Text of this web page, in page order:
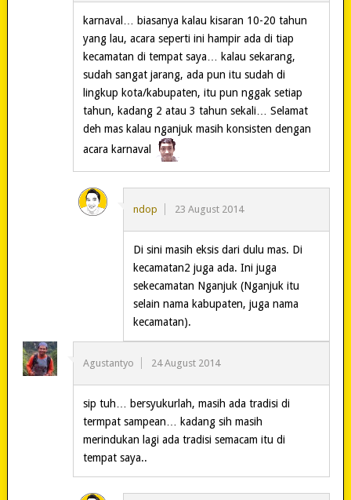
karnaval… biasanya kalau kisaran 10-20 tahun
yang lau, acara seperti ini hampir ada di tiap
kecamatan di tempat saya… kalau sekarang,
sudah sangat jarang, ada pun itu sudah di
lingkup kota/kabupaten, itu pun nggak setiap
tahun, kadang 2 atau 3 tahun sekali… Selamat
deh mas kalau nganjuk masih konsisten dengan
acara karnaval
ndop 23 August 2014
Di sini masih eksis dari dulu mas. Di
kecamatan2 juga ada. Ini juga
sekecamatan Nganjuk (Nganjuk itu
selain nama kabupaten, juga nama
kecamatan).
Agustantyo 24 August 2014
sip tuh… bersyukurlah, masih ada tradisi di
termpat sampean… kadang sih masih
merindukan lagi ada tradisi semacam itu di
tempat saya..